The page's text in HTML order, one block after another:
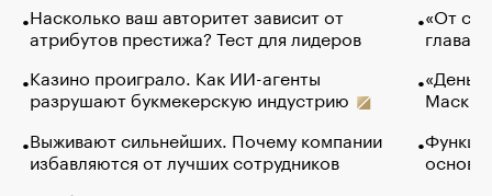
Насколько ваш авторитет зависит от
атрибутов престижа? Тест для лидеров
Казино проиграло. Как ИИ-агенты
разрушают букмекерскую индустрию
Выживают сильнейших. Почему компании
избавляются от лучших сотрудников
«От
глава
Маск в
основ